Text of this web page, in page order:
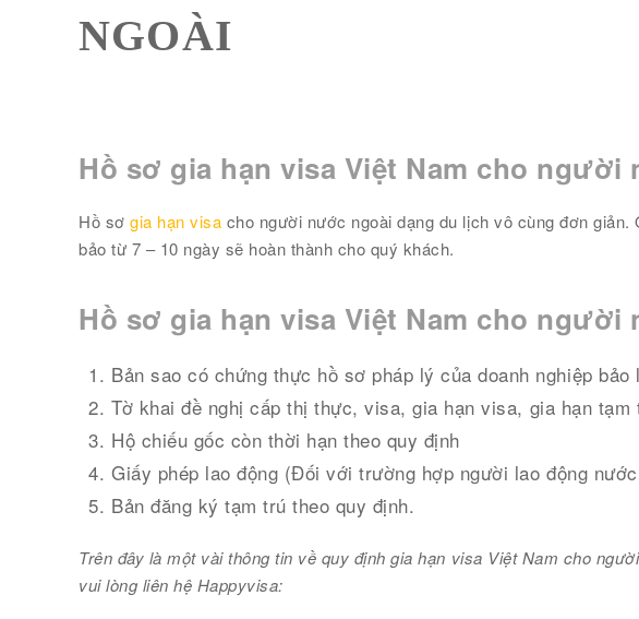
NGOÀI
Hồ sơ gia hạn visa Việt Nam cho
Hồ sơgia hạn visa cho người nước ngoài dạng du lịch vô cùng đơn
bảo từ 7 – 10 ngày sẽ hoàn thành cho quý khách.
Hồ sơ gia hạn visa Việt Nam cho
Bản sao có chứng thực hồ sơ pháp lý của doanh nghiệp
Tờ khai đề nghị cấp thị thực, visa, gia hạn visa, gia hạn
Hộ chiếu gốc còn thời hạn theo quy định
Giấy phép lao động (Đối với trường hợp người lao động
Bản đăng ký tạm trú theo quy định.
Trên đây là một vài thông tin về quy định gia hạn visa Việt Nam cho
vui lòng liên hệ Happyvisa: